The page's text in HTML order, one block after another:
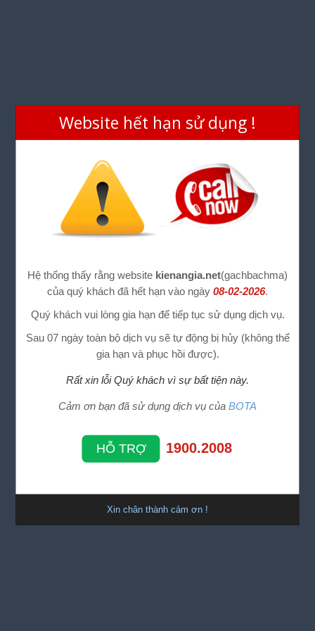
Website hết hạn sử dụng !
Hệ thống thấy rằng website kienangia.net(gachbachma)
của quý khách đã hết hạn vào ngày 08-02-2026.
Quý khách vui lòng gia hạn để tiếp tục sử dụng dịch vụ.
Sau 07 ngày toàn bộ dịch vụ sẽ tự động bị hủy (không thể
gia hạn và phục hồi được).
Rất xin lỗi Quý khách vì sự bất tiện này.
Cảm ơn bạn đã sử dụng dịch vụ của BOTA
HỖ TRỢ 1900.2008
Xin chân thành cảm ơn !